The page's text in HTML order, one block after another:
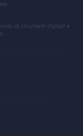
di strumenti digitali e